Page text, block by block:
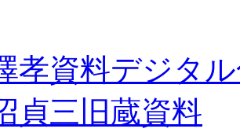
孝資料デジタ
貞三旧蔵資料